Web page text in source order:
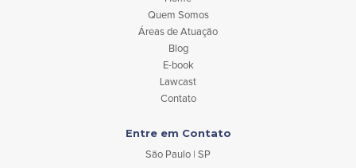
Quem Somos
Áreas de Atuação
Blog
E-book
Lawcast
Contato
Entre em Contato
São Paulo | SP